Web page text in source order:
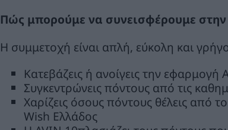
Πώς μπορούμε να συνεισφέρουμε
Η συμμετοχή είναι απλή, εύκολη και
Κατεβάζεις ή ανοίγεις την εφαρμογή
Συγκεντρώνεις πόντους από τις
Χαρίζεις όσους πόντους θέλεις από
Wish Ελλάδος